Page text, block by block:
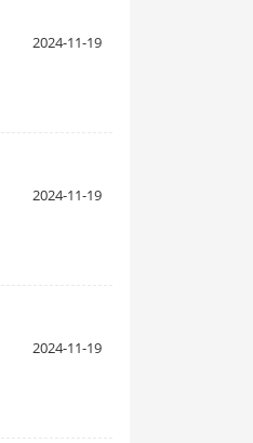
2024-11-19
2024-11-19
2024-11-19